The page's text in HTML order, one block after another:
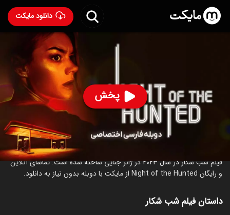
دانلود مایکت
پخش
فیلم شب شکار با دوبله فارسی- Night of the Hunted 2023
ساخت آمریکا سال 2023
رده سنی ۱۸+
درام ترسناک
درباره فیلم شب شکار
فیلم شب شکار در سال 2023 در ژانر جنایی ساخته شده است. تماشای آنلاین
و رایگان Night of the Hunted از مایکت با دوبله بدون نیاز به دانلود.
داستان فیلم شب شکار